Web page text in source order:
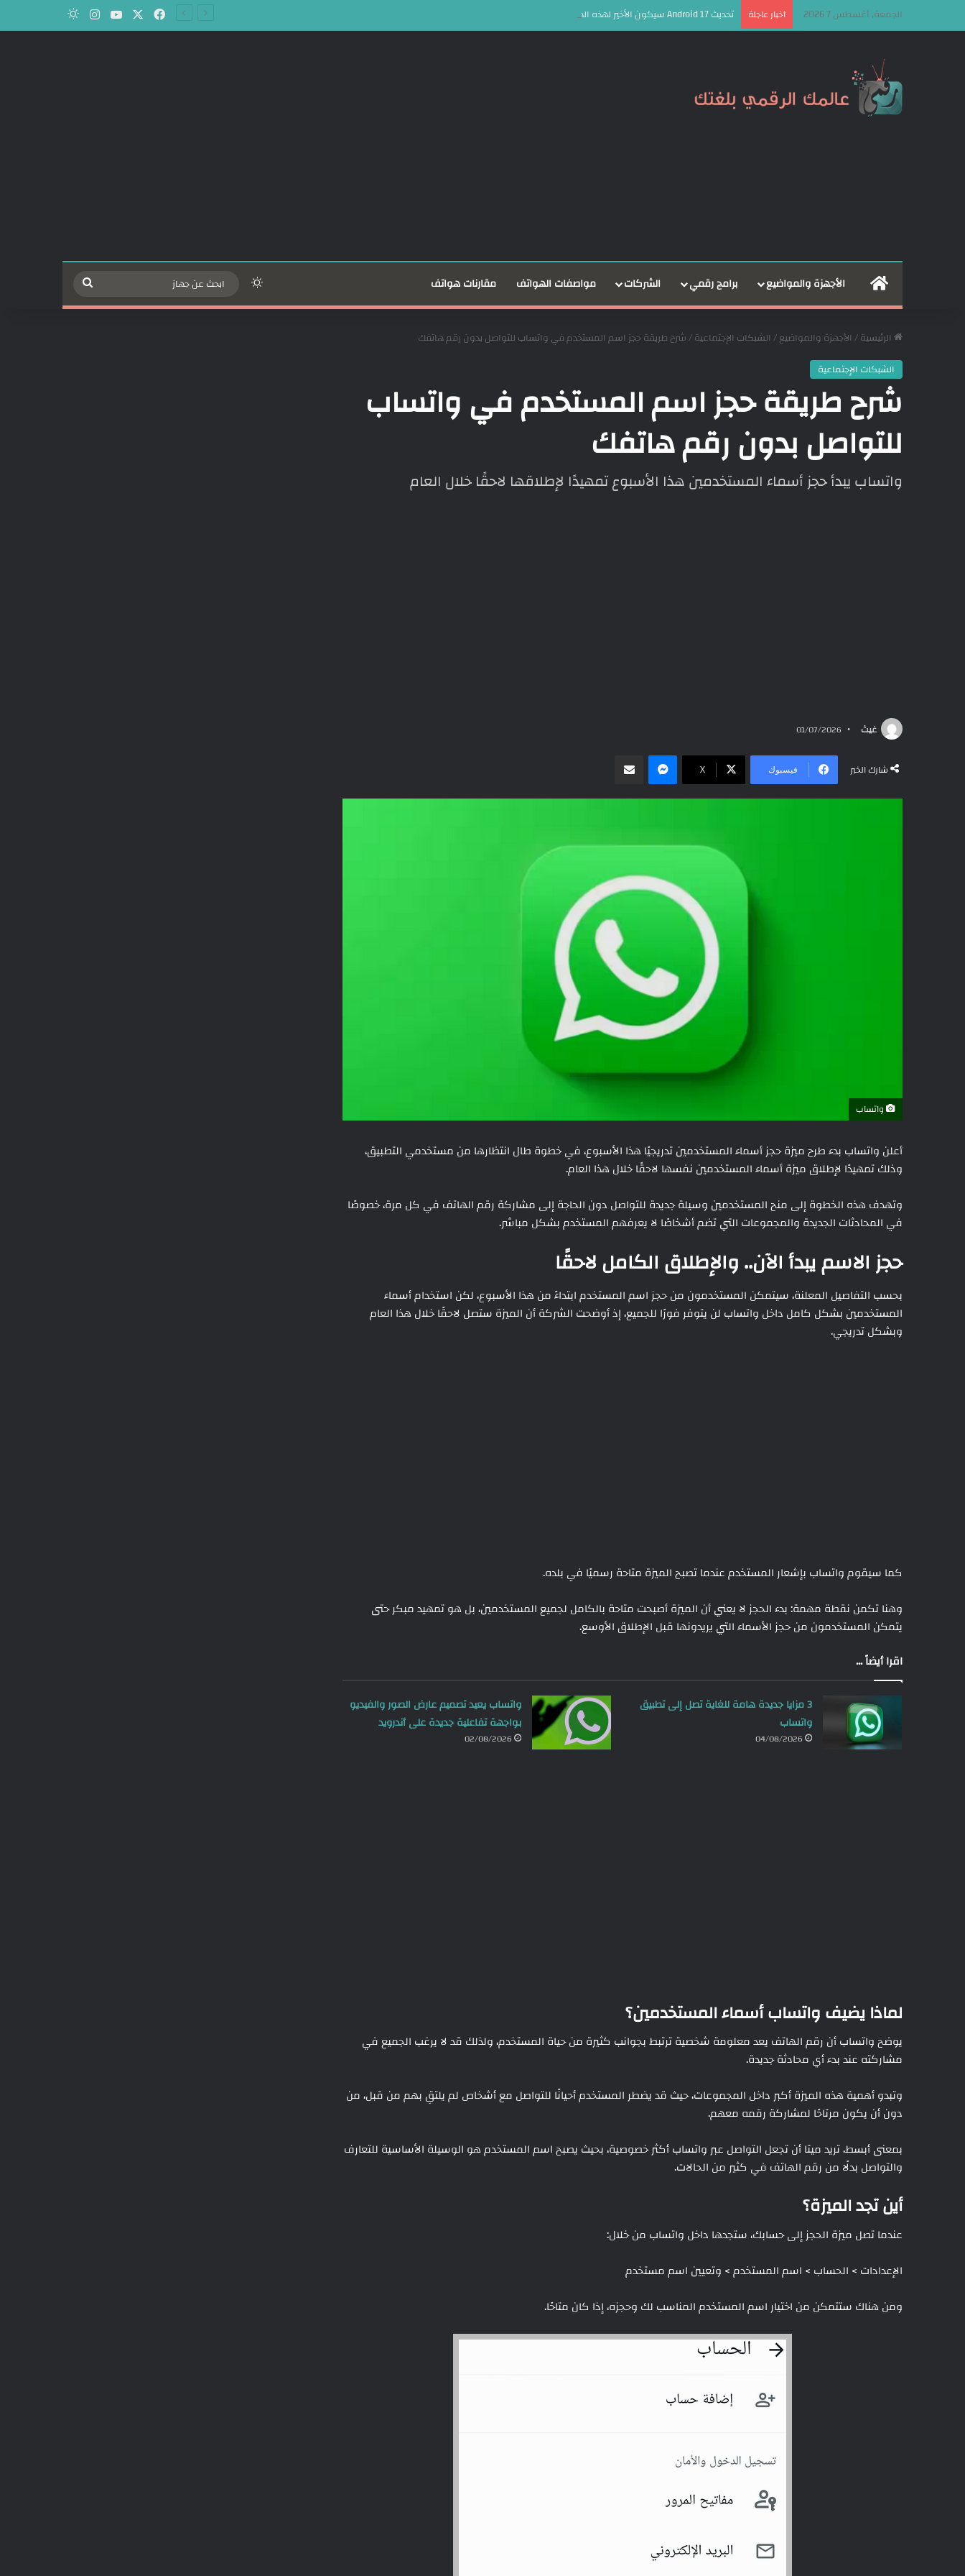
الجمعة, أغسطس 7 2026 أخبار عاجلة تحديث Android 17 سيكون الأخير لهذه الهواتف من سامسونج فيسبوك‫YouTube
انستقرامالوضع المظلم
الرئيسيةالأجهزة والمواضيع برامج رقمي الشركات مواصفات الهواتف مقارنات هواتف الوضع المظلم
ابحث
عن
الرئيسية/ الأجهزة والمواضيع/ الشبكات الإجتماعية/شرح طريقة حجز اسم المستخدم في واتساب للتواصل بدون رقم هاتفك
الشبكات الإجتماعية
شرح طريقة حجز اسم المستخدم في واتساب
للتواصل بدون رقم هاتفك
واتساب يبدأ حجز أسماء المستخدمين هذا الأسبوع تمهيدًا لإطلاقها لاحقًا خلال العام
غيث 01/07/2026
شارك الخبر فيسبوك ‫X
ماسنجر
واتساب
أعلن واتساب بدء طرح ميزة حجز أسماء المستخدمين تدريجيًا هذا الأسبوع، في خطوة طال انتظارها من مستخدمي التطبيق،
وذلك تمهيدًا لإطلاق ميزة أسماء المستخدمين نفسها لاحقًا خلال هذا العام.
وتهدف هذه الخطوة إلى منح المستخدمين وسيلة جديدة للتواصل دون الحاجة إلى مشاركة رقم الهاتف في كل مرة، خصوصًا
في المحادثات الجديدة والمجموعات التي تضم أشخاصًا لا يعرفهم المستخدم بشكل مباشر.
حجز الاسم يبدأ الآن.. والإطلاق الكامل لاحقًا
بحسب التفاصيل المعلنة، سيتمكن المستخدمون من حجز اسم المستخدم ابتداءً من هذا الأسبوع، لكن استخدام أسماء
المستخدمين بشكل كامل داخل واتساب لن يتوفر فورًا للجميع، إذ أوضحت الشركة أن الميزة ستصل لاحقًا خلال هذا العام
وبشكل تدريجي.
كما سيقوم واتساب بإشعار المستخدم عندما تصبح الميزة متاحة رسميًا في بلده.
وهنا تكمن نقطة مهمة: بدء الحجز لا يعني أن الميزة أصبحت متاحة بالكامل لجميع المستخدمين، بل هو تمهيد مبكر حتى
يتمكن المستخدمون من حجز الأسماء التي يريدونها قبل الإطلاق الأوسع.
اقرا أيضاً ...
3 مزايا جديدة هامة للغاية تصل إلى تطبيق
واتساب
04/08/2026
واتساب يعيد تصميم عارض الصور والفيديو
بواجهة تفاعلية جديدة على أندرويد
02/08/2026
لماذا يضيف واتساب أسماء المستخدمين؟
يوضح واتساب أن رقم الهاتف يعد معلومة شخصية ترتبط بجوانب كثيرة من حياة المستخدم، ولذلك قد لا يرغب الجميع في
مشاركته عند بدء أي محادثة جديدة.
وتبدو أهمية هذه الميزة أكبر داخل المجموعات، حيث قد يضطر المستخدم أحيانًا للتواصل مع أشخاص لم يلتقِ بهم من قبل، من
دون أن يكون مرتاحًا لمشاركة رقمه معهم.
بمعنى أبسط، تريد ميتا أن تجعل التواصل عبر واتساب أكثر خصوصية، بحيث يصبح اسم المستخدم هو الوسيلة الأساسية للتعارف
والتواصل بدلًا من رقم الهاتف في كثير من الحالات.
أين تجد الميزة؟
عندما تصل ميزة الحجز إلى حسابك، ستجدها داخل واتساب من خلال:
الإعدادات > الحساب > اسم المستخدم > وتعيين اسم مستخدم
ومن هناك ستتمكن من اختيار اسم المستخدم المناسب لك وحجزه، إذا كان متاحًا.